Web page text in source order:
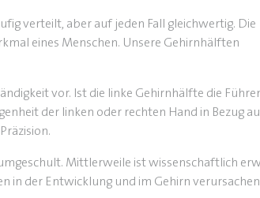
verteilt, aber auf jeden Fall gleichwertig. Die
eines Menschen. Unsere Gehirnhälften
vor. Ist die linke Gehirnhälfte die
der linken oder rechten Hand in Bezug
Mittlerweile ist wissenschaftlich
in der Entwicklung und im Gehirn